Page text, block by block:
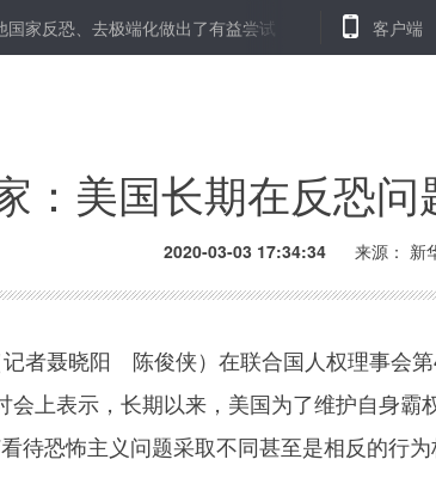
家反恐、去极端化做出了有益尝试 抗“疫”战士的“双镜”
客户端
：美国长期在反恐
2020-03-03 17:34:34 来源： 新
聂晓阳 陈俊侠）在联合国人权理事会第
会上表示，长期以来，美国为了维护自身
待恐怖主义问题采取不同甚至是相反的行为